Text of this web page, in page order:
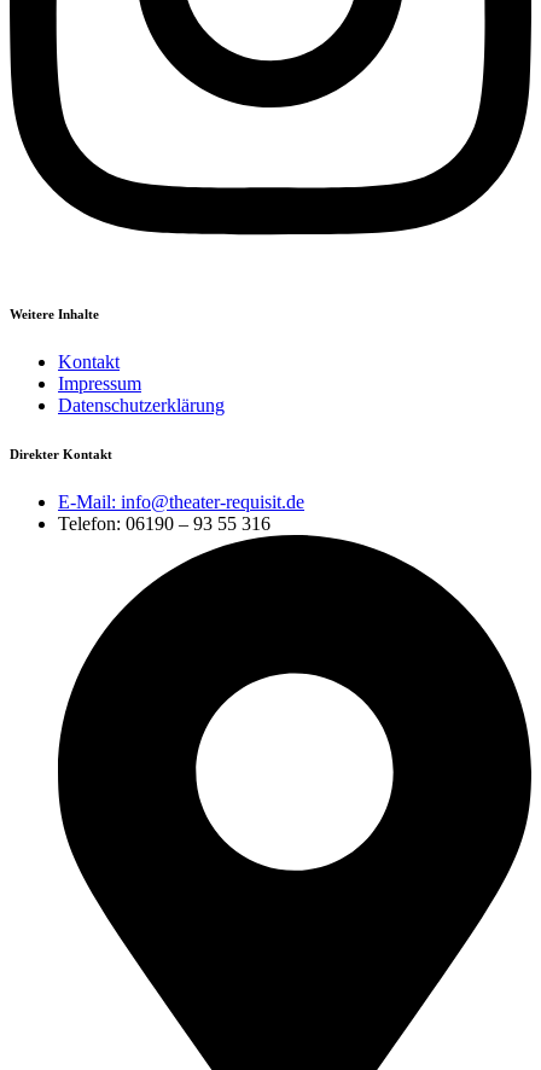
Weitere Inhalte
Kontakt
Impressum
Datenschutzerklärung
Direkter Kontakt
E-Mail: info@theater-requisit.de
Telefon: 06190 – 93 55 316